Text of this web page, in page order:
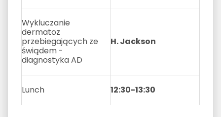
Wykluczanie
dermatoz
przebiegających ze
świądem -
diagnostyka AD
H. Jackson
Lunch 12:30-13:30